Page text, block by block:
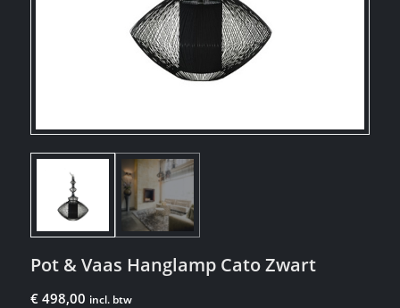
Pot & Vaas Hanglamp Cato Zwart
€ 498,00 incl. btw